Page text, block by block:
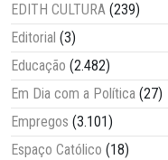
EDITH CULTURA (239)
Editorial (3)
Educação (2.482)
Em Dia com a Política (27)
Empregos (3.101)
Espaço Católico (18)